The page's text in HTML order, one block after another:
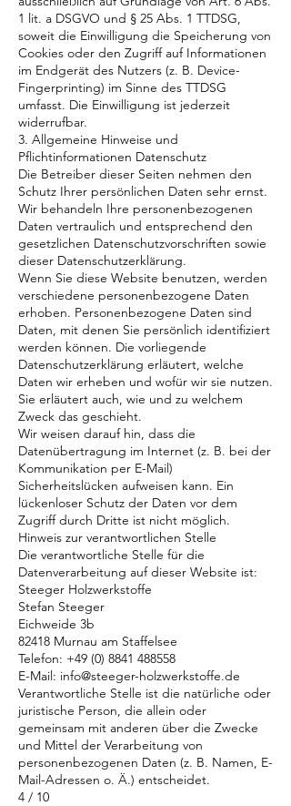
1 lit. a DSGVO und § 25 Abs. 1 TTDSG,
soweit die Einwilligung die Speicherung von
Cookies oder den Zugriff auf Informationen
im Endgerät des Nutzers (z. B. Device-
Fingerprinting) im Sinne des TTDSG
umfasst. Die Einwilligung ist jederzeit
widerrufbar.
3. Allgemeine Hinweise und
Pflichtinformationen Datenschutz
Die Betreiber dieser Seiten nehmen den
Schutz Ihrer persönlichen Daten sehr ernst.
Wir behandeln Ihre personenbezogenen
Daten vertraulich und entsprechend den
gesetzlichen Datenschutzvorschriften sowie
dieser Datenschutzerklärung.
Wenn Sie diese Website benutzen, werden
verschiedene personenbezogene Daten
erhoben. Personenbezogene Daten sind
Daten, mit denen Sie persönlich identifiziert
werden können. Die vorliegende
Datenschutzerklärung erläutert, welche
Daten wir erheben und wofür wir sie nutzen.
Sie erläutert auch, wie und zu welchem
Zweck das geschieht.
Wir weisen darauf hin, dass die
Datenübertragung im Internet (z. B. bei der
Kommunikation per E-Mail)
Sicherheitslücken aufweisen kann. Ein
lückenloser Schutz der Daten vor dem
Zugriff durch Dritte ist nicht möglich.
Hinweis zur verantwortlichen Stelle
Die verantwortliche Stelle für die
Datenverarbeitung auf dieser Website ist:
Steeger Holzwerkstoffe
Stefan Steeger
Eichweide 3b
82418 Murnau am Staffelsee
Telefon: +49 (0) 8841 488558
E-Mail: info@steeger-holzwerkstoffe.de
Verantwortliche Stelle ist die natürliche oder
juristische Person, die allein oder
gemeinsam mit anderen über die Zwecke
und Mittel der Verarbeitung von
personenbezogenen Daten (z. B. Namen, E-
Mail-Adressen o. Ä.) entscheidet.
4 / 10